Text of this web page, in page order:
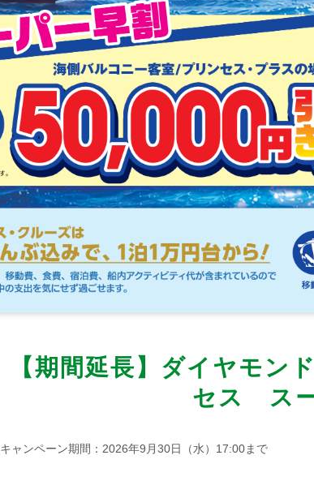
【期間延長】ダイヤモン
セス スー
キャンペーン期間：2026年9月30日（水）17:00まで